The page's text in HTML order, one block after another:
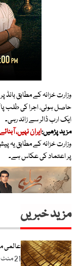
حاصل ہوئی، اجرا کی طلب
ایک ارب ڈالر سے زائد رہی۔
مزید پڑھیں:ایران نہیں،
وزارت خزانہ کے مطابق یہ
پر اعتماد کی عکاس ہے۔
مزید خبریں
عالمی
21 منٹ قبل